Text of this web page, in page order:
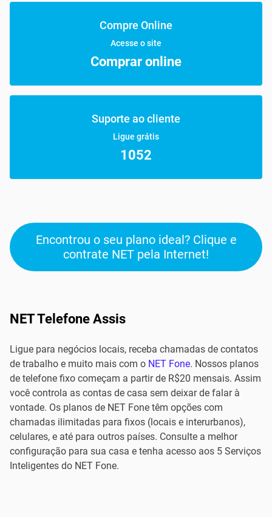
Compre Online
Acesse o site
Comprar online
Suporte ao cliente
Ligue grátis
1052
Encontrou o seu plano ideal? Clique e
contrate NET pela Internet!
NET Telefone Assis
Ligue para negócios locais, receba chamadas de contatos
de trabalho e muito mais com o NET Fone. Nossos planos
de telefone fixo começam a partir de R$20 mensais. Assim
você controla as contas de casa sem deixar de falar à
vontade. Os planos de NET Fone têm opções com
chamadas ilimitadas para fixos (locais e interurbanos),
celulares, e até para outros países. Consulte a melhor
configuração para sua casa e tenha acesso aos 5 Serviços
Inteligentes do NET Fone.